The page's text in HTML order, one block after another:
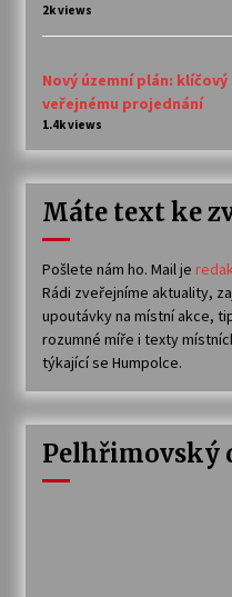
2k views
Nový územní plán:
veřejnému projednání
1.4k views
Máte text ke
Pošlete nám ho. Mail je
Rádi zveřejníme aktuality,
upoutávky na místní akce,
rozumné míře i texty
týkající se Humpolce.
Pelhřimovský